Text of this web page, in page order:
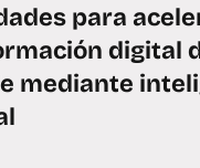
para
digital
mediante